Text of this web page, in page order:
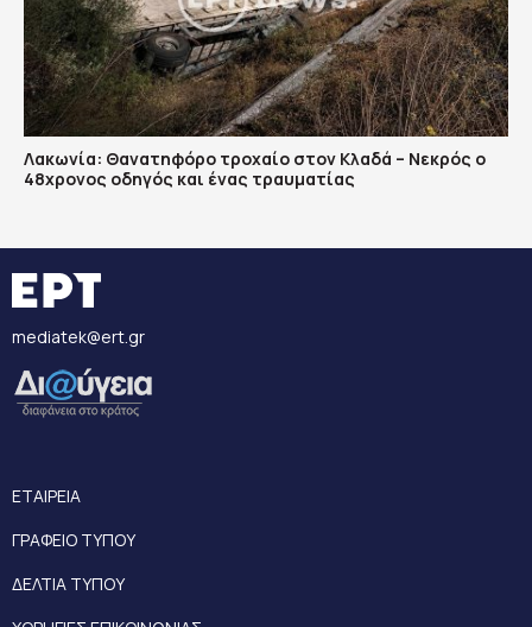
Λακωνία: Θανατηφόρο τροχαίο στον Κλαδά – Νεκρός ο
48χρονος οδηγός και ένας τραυματίας
mediatek@ert.gr
ΕΤΑΙΡΕΙΑ
ΓΡΑΦΕΙΟ ΤΥΠΟΥ
ΔΕΛΤΙΑ ΤΥΠΟΥ